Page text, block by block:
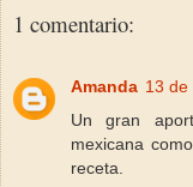
1 comentario:
Amanda 13 de
Un gran
mexicana
receta.